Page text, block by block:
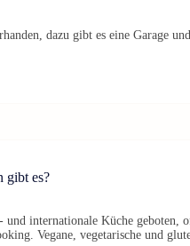
dazu gibt es eine Garage
gibt es?
und internationale Küche geboten,
Vegane, vegetarische und